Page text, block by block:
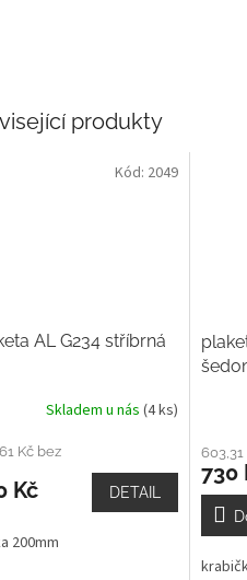
produkty
AL G234 stříbrná
Skladem u nás (4 ks)
Kč bez
Kč DETAIL
200mm
Kód: 2049
603,31
730